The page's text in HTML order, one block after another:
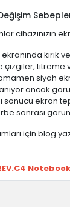
cihazınızın
kırık
çizgiler, titreme
siyah
ancak
sonucu ekran
sonrası
için blog